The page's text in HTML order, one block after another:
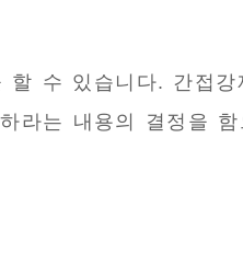
수 있습니다. 간접
라는 내용의 결정을